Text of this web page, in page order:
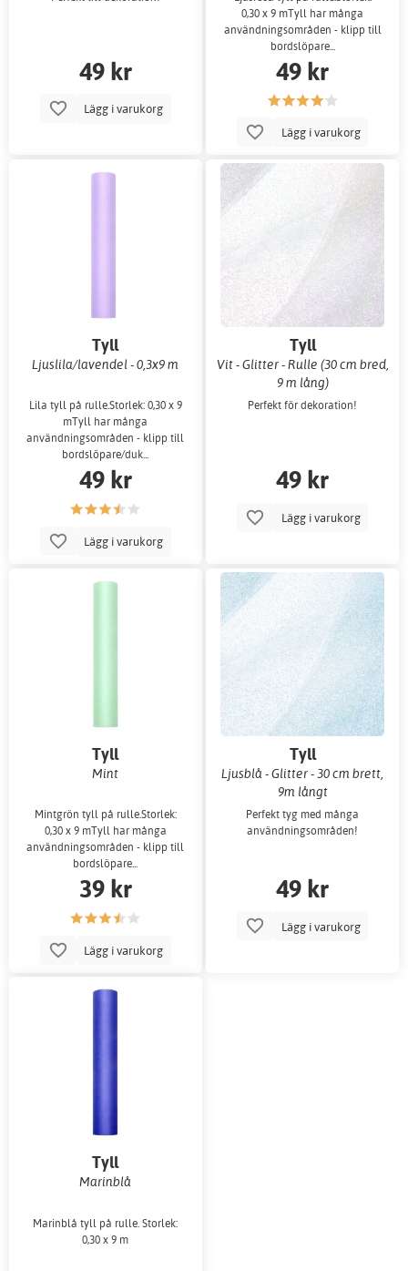
49 kr
Lägg i varukorg
0,30 x 9 mTyll har många
användningsområden - klipp till
bordslöpare...
49 kr
Lägg i varukorg
Tyll
Ljuslila/lavendel - 0,3x9 m
Lila tyll på rulle.Storlek: 0,30 x 9
mTyll har många
användningsområden - klipp till
bordslöpare/duk...
49 kr
Lägg i varukorg
Tyll
Vit - Glitter - Rulle (30 cm bred,
9 m lång)
Perfekt för dekoration!
49 kr
Lägg i varukorg
Tyll
Mint
Mintgrön tyll på rulle.Storlek:
0,30 x 9 mTyll har många
användningsområden - klipp till
bordslöpare...
39 kr
Lägg i varukorg
Tyll
Ljusblå - Glitter - 30 cm brett,
9m långt
Perfekt tyg med många
användningsområden!
49 kr
Lägg i varukorg
Tyll
Marinblå
Marinblå tyll på rulle. Storlek:
0,30 x 9 m